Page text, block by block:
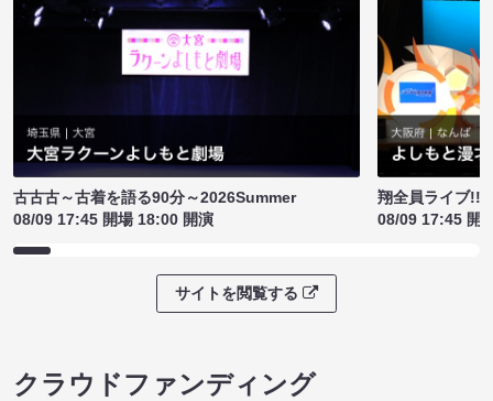
古古古～古着を語る90分～2026Summer
08/09 17:45 開場 18:00 開演
翔全員ライブ!!!
08/09 17:45 開
サイトを閲覧する
クラウドファンディング